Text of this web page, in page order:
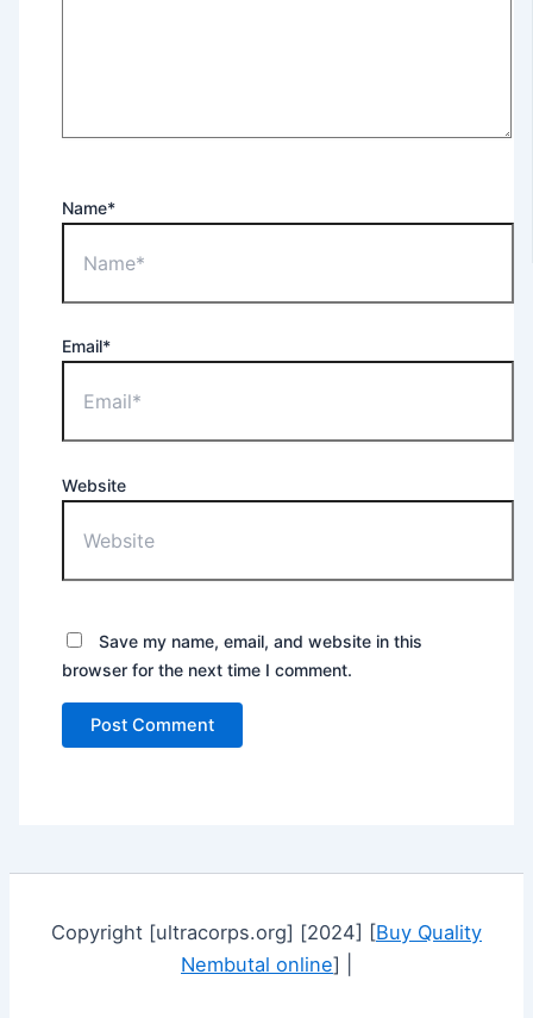
Name*
Email*
Website
Save my name, email, and website in this
browser for the next time I comment.
Copyright [ultracorps.org] [2024] [Buy Quality
Nembutal online] |